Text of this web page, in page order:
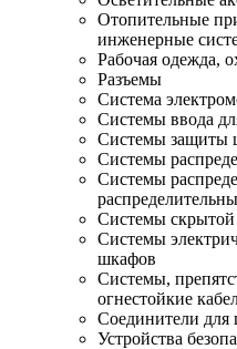
Отопительные
инженерные
Рабочая одежда,
Разъемы
Система
Системы ввода
Системы защиты
Системы
Системы
Системы
Системы
шкафов
Системы,
огнестойкие
Соединители для
Устройства